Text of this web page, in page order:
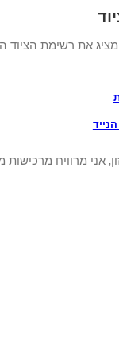
את רשימת הציוד
אני מרוויח מרכישות